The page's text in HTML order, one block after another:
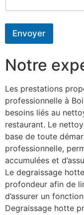
Envoyer
Notre
Les prestations
professionnelle à
besoins liés au
restaurant. Le
base de toute
professionnelle,
accumulées et
Le degraissage
profondeur afin de
d’assurer un
Degraissage hotte